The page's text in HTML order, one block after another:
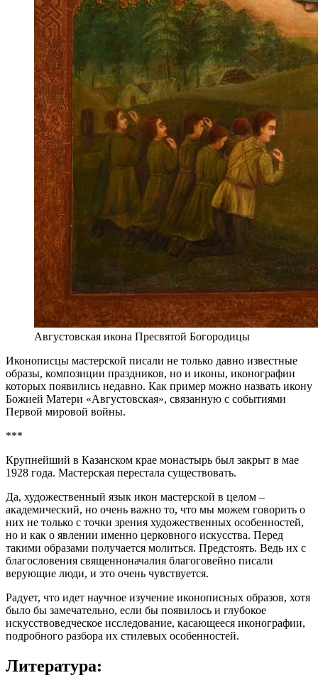
Августовская икона Пресвятой Богородицы
Иконописцы мастерской писали не только давно известные
образы, композиции праздников, но и иконы, иконографии
которых появились недавно. Как пример можно назвать икону
Божией Матери «Августовская», связанную с событиями
Первой мировой войны.
***
Крупнейший в Казанском крае монастырь был закрыт в мае
1928 года. Мастерская перестала существовать.
Да, художественный язык икон мастерской в целом –
академический, но очень важно то, что мы можем говорить о
них не только с точки зрения художественных особенностей,
но и как о явлении именно церковного искусства. Перед
такими образами получается молиться. Предстоять. Ведь их с
благословения священноначалия благоговейно писали
верующие люди, и это очень чувствуется.
Радует, что идет научное изучение иконописных образов, хотя
было бы замечательно, если бы появилось и глубокое
искусствоведческое исследование, касающееся иконографии,
подробного разбора их стилевых особенностей.
Литература: